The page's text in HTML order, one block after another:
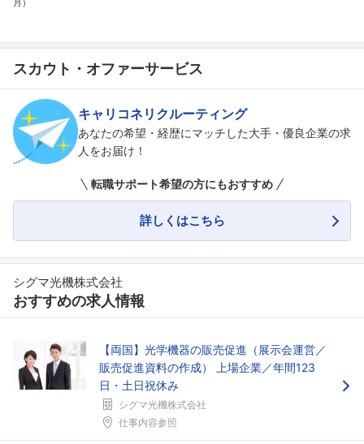
月）
スカウト・オファーサービス
キャリコネリクルーティング
あなたの希望・経歴にマッチした大手・優良企業の求
人をお届け！
転職サポート希望の方にもおすすめ
詳しくはこちら
シグマ光機株式会社
おすすめの求人情報
【両国】光学機器の販売促進（展示会運営／
販売促進資料の作成） 上場企業／年間123
日・土日祝休み
シグマ光機株式会社
仕事内容参照